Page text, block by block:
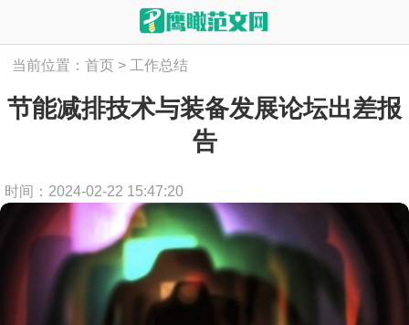
当前位置：首页 > 工作总结
节能减排技术与装备发展论坛出差报
告
时间：2024-02-22 15:47:20